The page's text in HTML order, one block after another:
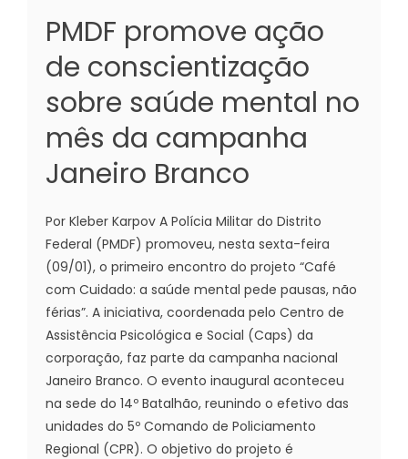
PMDF promove ação
de conscientização
sobre saúde mental no
mês da campanha
Janeiro Branco
Por Kleber Karpov A Polícia Militar do Distrito
Federal (PMDF) promoveu, nesta sexta-feira
(09/01), o primeiro encontro do projeto “Café
com Cuidado: a saúde mental pede pausas, não
férias”. A iniciativa, coordenada pelo Centro de
Assistência Psicológica e Social (Caps) da
corporação, faz parte da campanha nacional
Janeiro Branco. O evento inaugural aconteceu
na sede do 14º Batalhão, reunindo o efetivo das
unidades do 5º Comando de Policiamento
Regional (CPR). O objetivo do projeto é